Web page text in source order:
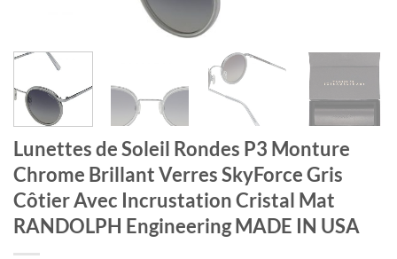
Lunettes de Soleil Rondes P3 Monture
Chrome Brillant Verres SkyForce Gris
Côtier Avec Incrustation Cristal Mat
RANDOLPH Engineering MADE IN USA